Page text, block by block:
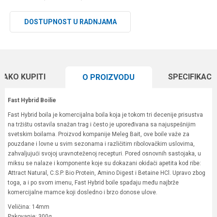
DOSTUPNOST U RADNJAMA
KUPITI O PROIZVODU
Fast Hybrid Boilie
Fast Hybrid boila je komercijalna boila koja je tokom tri decenije prisustva
na tržištu ostavila snažan trag i često je upoređivana sa najuspešnijim
svetskim boilama. Proizvod kompanije Meleg Bait, ove boile važe za
pouzdane i lovne u svim sezonama i različitim ribolovačkim uslovima,
zahvaljujući svojoj uravnoteženoj recepturi. Pored osnovnih sastojaka, u
miksu se nalaze i komponente koje su dokazani okidači apetita kod ribe:
Attract Natural, C.S.P. Bio Protein, Amino Digest i Betaine HCl. Upravo zbog
toga, a i po svom imenu, Fast Hybrid boile spadaju među najbrže
komercijalne mamce koji dosledno i brzo donose ulove.
Veličina: 14mm